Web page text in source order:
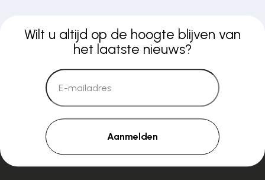
Wilt u altijd op de hoogte blijven van
het laatste nieuws?
Aanmelden